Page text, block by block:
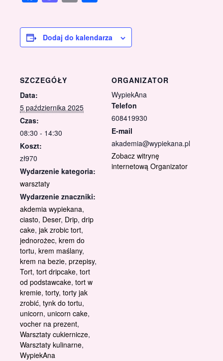
Dodaj do kalendarza
SZCZEGÓŁY
Data:
5 października 2025
Czas:
08:30 - 14:30
Koszt:
zł970
Wydarzenie kategoria:
warsztaty
Wydarzenie znaczniki:
akdemia wypiekana,
ciasto, Deser, Drip, drip
cake, jak zrobic tort,
jednorożec, krem do
tortu, krem maślany,
krem na bezie, przepisy,
Tort, tort dripcake, tort
od podstawcake, tort w
kremie, torty, torty jak
zrobić, tynk do tortu,
unicorn, unicorn cake,
vocher na prezent,
Warsztaty cukiernicze,
Warsztaty kulinarne,
WypiekAna
ORGANIZATOR
WypiekAna
Telefon
608419930
E-mail
akademia@wypiekana.pl
Zobacz witrynę
internetową Organizator